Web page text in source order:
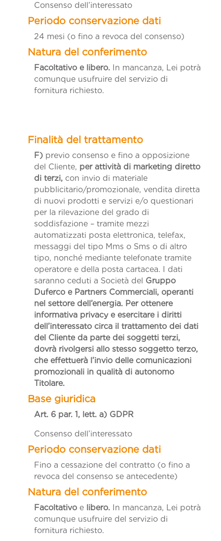
Consenso dell’interessato
24 mesi (o fino a revoca del consenso)
Facoltativo e libero. In mancanza, Lei potrà
comunque usufruire del servizio di
fornitura richiesto.
F) previo consenso e fino a opposizione
del Cliente, per attività di marketing diretto
di terzi,con invio di materiale
pubblicitario/promozionale, vendita diretta
di nuovi prodotti e servizi e/o questionari
per la rilevazione del grado di
soddisfazione – tramite mezzi
automatizzati posta elettronica, telefax,
messaggi del tipo Mms o Sms o di altro
tipo, nonché mediante telefonate tramite
operatore e della posta cartacea. I dati
saranno ceduti a Società del Gruppo
Duferco e Partners Commerciali, operanti
nel settore dell’energia. Per ottenere
informativa privacy e esercitare i diritti
dell’interessato circa il trattamento dei dati
del Cliente da parte dei soggetti terzi,
dovrà rivolgersi allo stesso soggetto terzo,
che effettuerà l’invio delle comunicazioni
promozionali in qualità di autonomo
Titolare.
Art. 6 par. 1, lett. a) GDPR
Consenso dell’interessato
Fino a cessazione del contratto (o fino a
revoca del consenso se antecedente)
Facoltativoe libero. In mancanza, Lei potrà
comunque usufruire del servizio di
fornitura richiesto.